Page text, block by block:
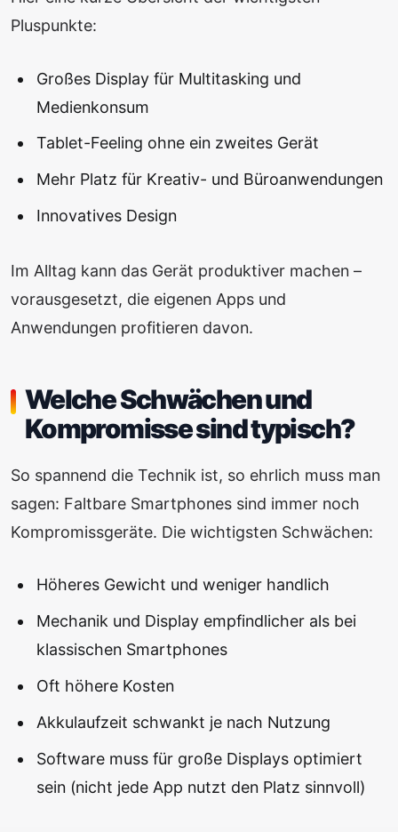
Pluspunkte:
Großes Display für Multitasking und
Medienkonsum
Tablet-Feeling ohne ein zweites Gerät
Mehr Platz für Kreativ- und Büroanwendungen
Innovatives Design
Im Alltag kann das Gerät produktiver machen –
vorausgesetzt, die eigenen Apps und
Anwendungen profitieren davon.
Welche Schwächen und
Kompromisse sind typisch?
So spannend die Technik ist, so ehrlich muss man
sagen: Faltbare Smartphones sind immer noch
Kompromissgeräte. Die wichtigsten Schwächen:
Höheres Gewicht und weniger handlich
Mechanik und Display empfindlicher als bei
klassischen Smartphones
Oft höhere Kosten
Akkulaufzeit schwankt je nach Nutzung
Software muss für große Displays optimiert
sein (nicht jede App nutzt den Platz sinnvoll)